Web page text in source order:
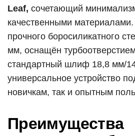
Leaf, сочетающий
качественными материалами.
прочного боросиликатного
мм, оснащён
стандартный шлиф 18,8 мм/
универсальное устройство
новичкам, так и опытным
Преимущества